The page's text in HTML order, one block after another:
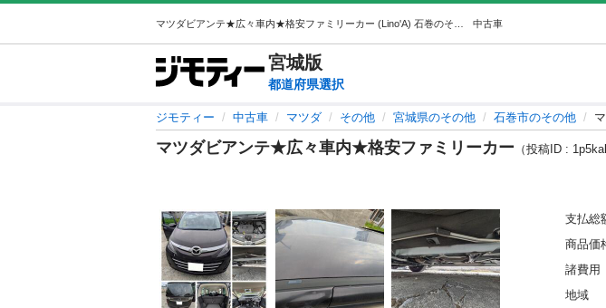
中古車
宮城版
都道府県選択
ジモティー 中古車 マツダ その他 宮城県のその他 石巻市のその他
マツダビアンテ★広々車内★格安ファミリーカー （投稿ID : 1p5kal
支払総
商品価
諸費用
地域